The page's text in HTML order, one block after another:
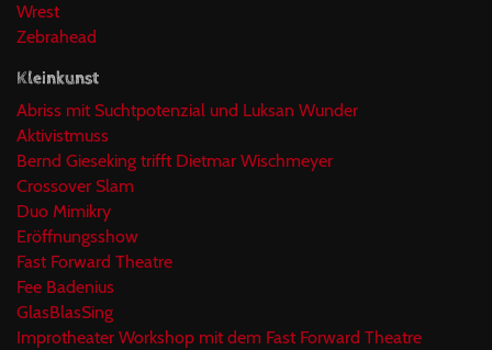
Wrest
Zebrahead
Kleinkunst
Abriss mit Suchtpotenzial und Luksan Wunder
Aktivistmuss
Bernd Gieseking trifft Dietmar Wischmeyer
Crossover Slam
Duo Mimikry
Eröffnungsshow
Fast Forward Theatre
Fee Badenius
GlasBlasSing
Improtheater Workshop mit dem Fast Forward Theatre